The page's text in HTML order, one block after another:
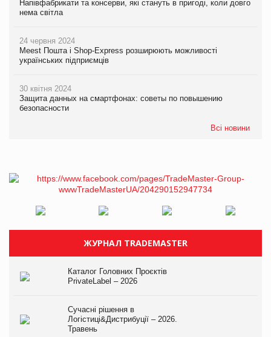
Напівфабрикати та консерви, які стануть в пригоді, коли довго
нема світла
24 червня 2024
Meest Пошта і Shop-Express розширюють можливості
українських підприємців
30 квітня 2024
Защита данных на смартфонах: советы по повышению
безопасности
Всі новини
ЖУРНАЛ TRADEMASTER
Каталог Головних Проєктів
PrivateLabel – 2026
Сучасні рішення в
Логістиці&Дистрибуції – 2026.
Травень